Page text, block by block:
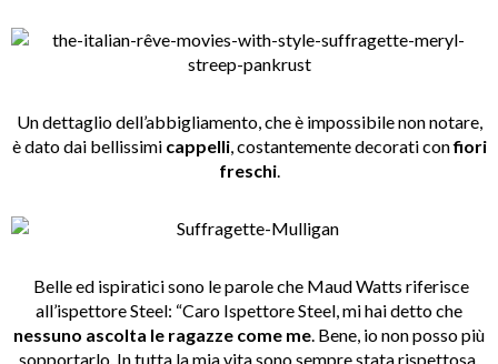
Un dettaglio dell’abbigliamento, che è impossibile non notare,
è dato dai bellissimi cappelli, costantemente decorati confiori
freschi.
Belle ed ispiratici sono le parole che Maud Watts riferisce
all’ispettore Steel: “Caro Ispettore Steel, mi hai detto che
nessuno ascolta le ragazze come me. Bene, io non posso più
sopportarlo. In tutta la mia vita sono sempre stata rispettosa,